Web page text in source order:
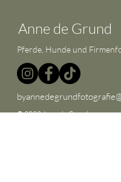
Anne de Grund
Pferde, Hunde und
© 2022 Anne de Grund